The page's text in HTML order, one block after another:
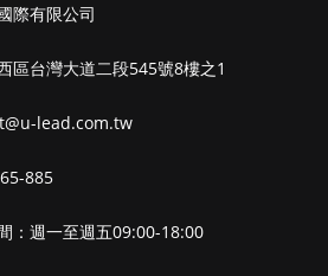
際有限公司
區台灣大道二段545號8樓之1
lead.com.tw
885
：週一至週五09:00-18:00